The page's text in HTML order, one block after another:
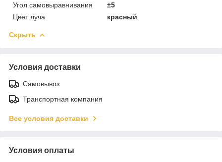
Угол самовыравнивания
±5
Цвет луча
красный
Скрыть
Условия доставки
Самовывоз
Транспортная компания
Все условия доставки
Условия оплаты